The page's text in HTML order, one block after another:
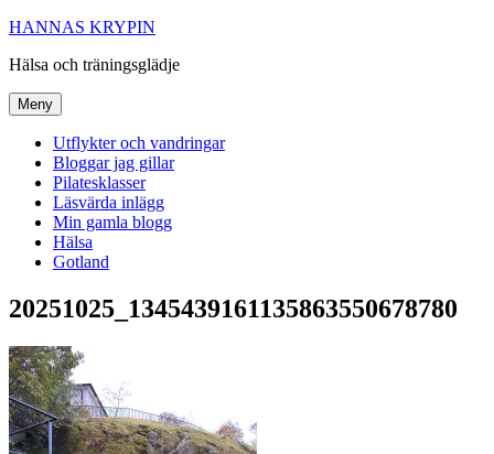
Hoppa
innehåll
HANNAS KRYPIN
Hälsa och träningsglädje
Meny
Utflykter och vandringar
Bloggar jag gillar
Pilatesklasser
Läsvärda inlägg
Min gamla blogg
Hälsa
Gotland
20251025_1345439161135863550678780